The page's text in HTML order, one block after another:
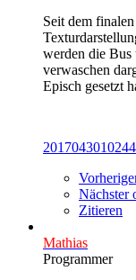
Seit dem
werden die Bus
verwaschen
Episch gesetzt
Nächster
Zitieren
Mathias
Programmer